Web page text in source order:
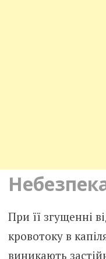
При її згущенні
кровотоку в
виникають